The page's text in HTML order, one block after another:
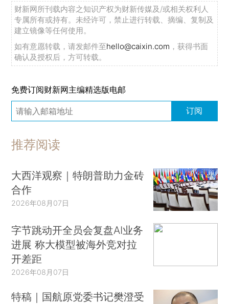
财新网所刊载内容之知识产权为财新传媒及/或相关权利人
专属所有或持有。未经许可，禁止进行转载、摘编、复制及
建立镜像等任何使用。
如有意愿转载，请发邮件至hello@caixin.com ，获得书面
确认及授权后，方可转载。
免费订阅财新网主编精选版电邮
订阅
推荐阅读
大西洋观察｜特朗普助力金砖
合作
2026年08月07日
字节跳动开全员会复盘AI业务
进展 称大模型被海外竞对拉
开差距
2026年08月07日
特稿｜国航原党委书记樊澄受